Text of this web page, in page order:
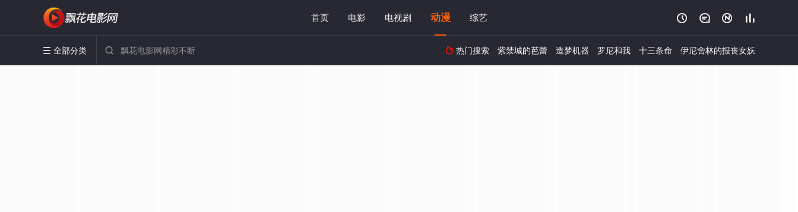
首页 电影 电视剧 动漫 综艺    
 全部分类   热门搜索 紫禁城的芭蕾 造梦机器 罗尼和我 十三条命 伊尼舍林的报丧女妖